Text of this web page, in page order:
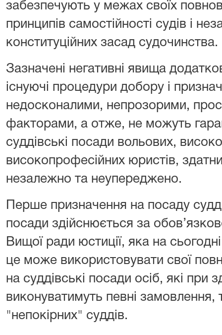
забезпечують у межах своїх
принципів самостійності судів і
конституційних засад судочинства.
Зазначені негативні явища
існуючі процедури добору і
недосконалими, непрозорими,
факторами, а отже, не можуть
суддівські посади вольових,
високопрофесійних юристів,
незалежно та неупереджено.
Перше призначення на посаду
посади здійснюється за
Вищої ради юстиції, яка на
це може використовувати свої
на суддівські посади осіб, які при
виконуватимуть певні замовлення,
"непокірних" суддів.